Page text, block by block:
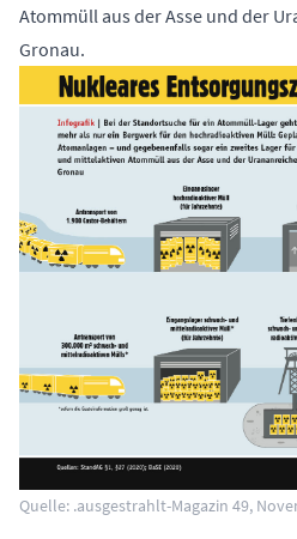
Atommüll aus der Asse und der
Gronau.
Quelle: .ausgestrahlt-Magazin 49,